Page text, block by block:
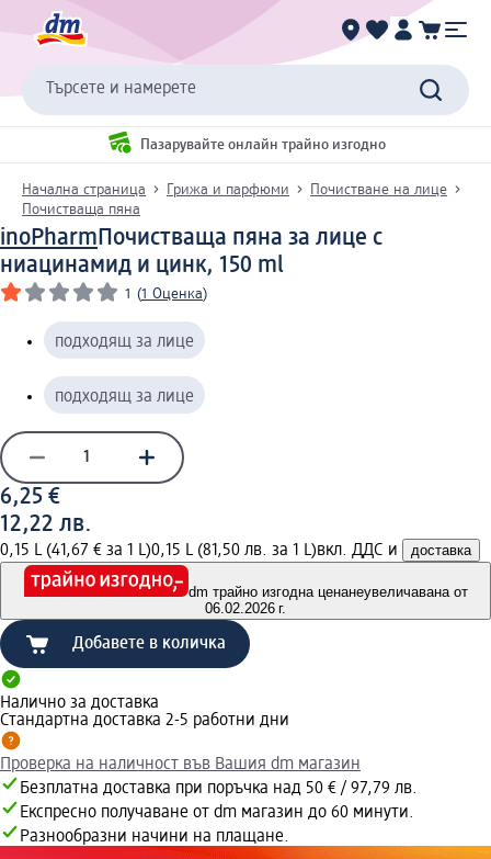
Търсете и намерете
Пазарувайте онлайн трайно изгодно
Начална страница Грижа и парфюми
Почистване на лице
Почистваща пяна
inoPharmПочистваща пяна за лице с
ниацинамид и цинк, 150 ml
1 (1 Оценка)
подходящ за лице
подходящ за лице
6,25 €
12,22 лв.
0,15 L (41,67 € за 1 L)0,15 L (81,50 лв. за 1 L)вкл. ДДС и доставка
dm трайно изгодна ценанеувеличавана от
06.02.2026 г.
Добавете в количка
Налично за доставка
Стандартна доставка 2-5 работни дни
Проверка на наличност във Вашия dm магазин
Безплатна доставка при поръчка над 50 € / 97,79 лв.
Експресно получаване от dm магазин до 60 минути.
Разнообразни начини на плащане.